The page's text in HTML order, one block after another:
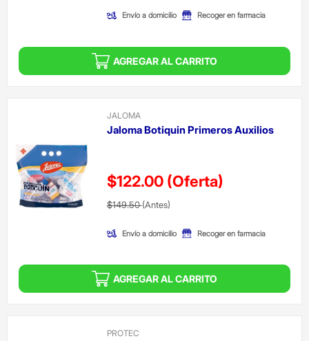
Envío a domicilio Recoger en farmacia
AGREGAR AL CARRITO
JALOMA
Jaloma Botiquin Primeros Auxilios
$122.00 (Oferta)
Precio reducido de
$149.50(Antes)(Oferta)
Envío a domicilio Recoger en farmacia
AGREGAR AL CARRITO
PROTEC